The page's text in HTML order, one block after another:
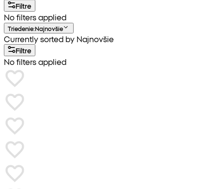
Filtre
No filters applied
Triedenie:Najnovšie
Currently sorted by Najnovšie
Filtre
No filters applied